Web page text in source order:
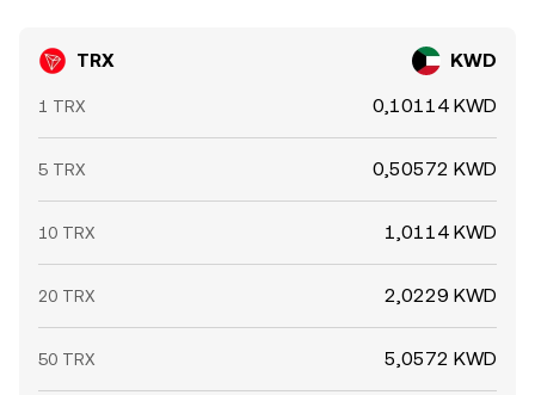
TRX KWD
1 TRX 0,10114 KWD
5 TRX 0,50572 KWD
10 TRX 1,0114 KWD
20 TRX 2,0229 KWD
50 TRX 5,0572 KWD